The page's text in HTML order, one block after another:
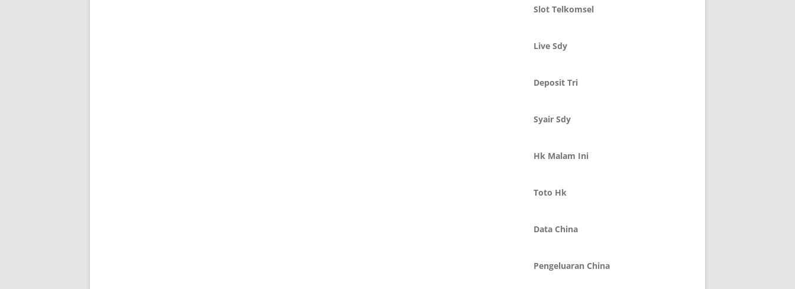
Slot Telkomsel
Live Sdy
Deposit Tri
Syair Sdy
Hk Malam Ini
Toto Hk
Data China
Pengeluaran China